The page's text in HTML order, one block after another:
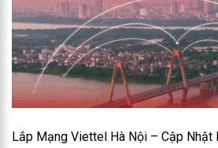
Lắp Mạng Viettel Hà Nội – Cập Nhật